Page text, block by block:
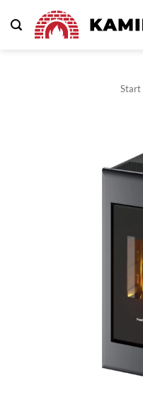
Inhalt
Start